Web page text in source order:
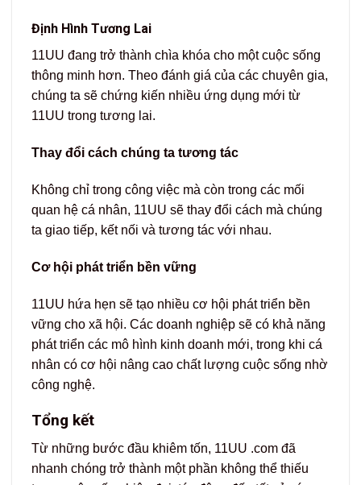
Định Hình Tương Lai
11UU đang trở thành chìa khóa cho một cuộc sống
thông minh hơn. Theo đánh giá của các chuyên gia,
chúng ta sẽ chứng kiến nhiều ứng dụng mới từ
11UU trong tương lai.
Thay đổi cách chúng ta tương tác
Không chỉ trong công việc mà còn trong các mối
quan hệ cá nhân, 11UU sẽ thay đổi cách mà chúng
ta giao tiếp, kết nối và tương tác với nhau.
Cơ hội phát triển bền vững
11UU hứa hẹn sẽ tạo nhiều cơ hội phát triển bền
vững cho xã hội. Các doanh nghiệp sẽ có khả năng
phát triển các mô hình kinh doanh mới, trong khi cá
nhân có cơ hội nâng cao chất lượng cuộc sống nhờ
công nghệ.
Tổng kết
Từ những bước đầu khiêm tốn, 11UU .com đã
nhanh chóng trở thành một phần không thể thiếu